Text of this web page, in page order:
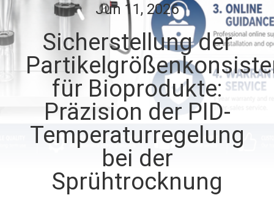
FABRIK-
AUSFLUG
QUALITÄTSKONTROLLE
TRETEN
Jun 11, 2026
Sicherstellung der
für Bioprodukte:
Präzision der PID-
Temperaturregelung
bei der
Sprühtrocknung